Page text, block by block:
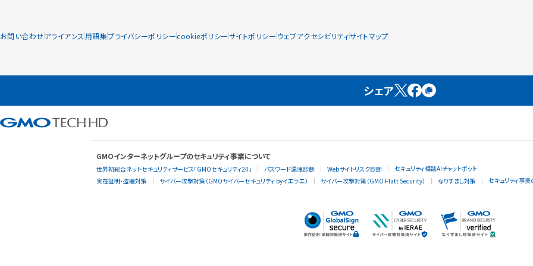
お問い合わせアライアンス 用語集プライバシーポリシーcookieポリシーサイトポリシー ウェブアクセシビリティサイトマップ
シェア
GMOインターネットグループのセキュリティ事業について
世界初総合ネットセキュリティサービス「GMOセキュリティ24」 パスワード漏洩診断 Webサイトリスク診断
セキュリティ相談AIチャットボット
実在証明・盗聴対策
サイバー攻撃対策（GMOサイバーセキュリティ byイエラエ） サイバー攻撃対策（GMO Flatt Security） なりすまし対策 セキュリティ事